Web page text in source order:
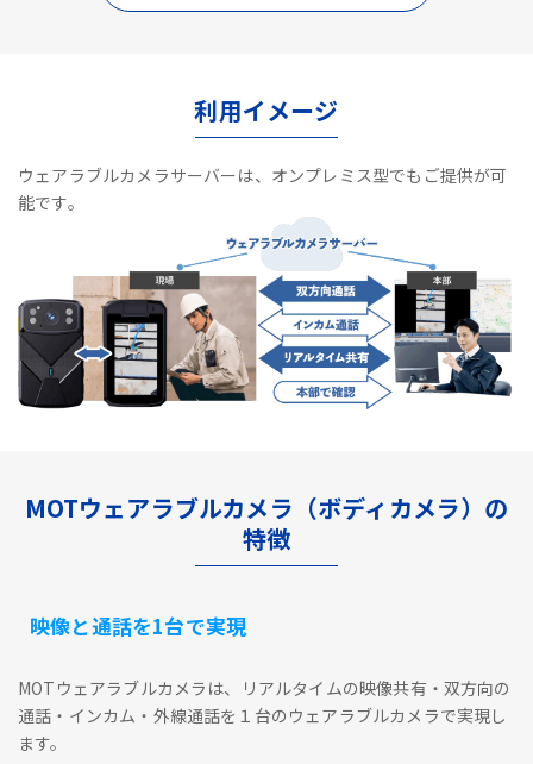
利用イメージ
ウェアラブルカメラサーバーは、オンプレミス型でもご提供が可
能です。
MOTウェアラブルカメラ（ボディカメラ）の
特徴
映像と通話を1台で実現
MOTウェアラブルカメラは、リアルタイムの映像共有・双方向の
通話・インカム・外線通話を１台のウェアラブルカメラで実現し
ます。